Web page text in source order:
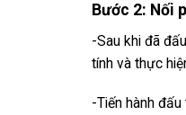
Bước 2: Nối
-Sau khi đã
tính và thực
-Tiến hành